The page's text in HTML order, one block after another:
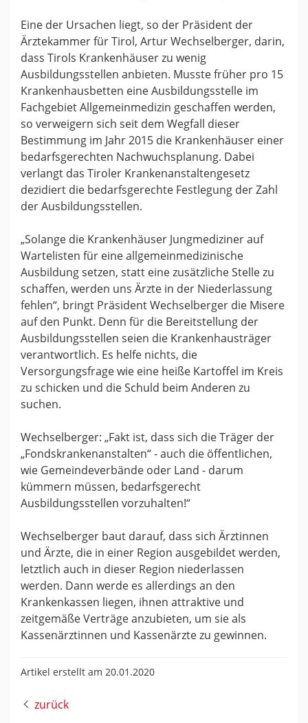
Eine der Ursachen liegt, so der Präsident der
Ärztekammer für Tirol, Artur Wechselberger, darin,
dass Tirols Krankenhäuser zu wenig
Ausbildungsstellen anbieten. Musste früher pro 15
Krankenhausbetten eine Ausbildungsstelle im
Fachgebiet Allgemeinmedizin geschaffen werden,
so verweigern sich seit dem Wegfall dieser
Bestimmung im Jahr 2015 die Krankenhäuser einer
bedarfsgerechten Nachwuchsplanung. Dabei
verlangt das Tiroler Krankenanstaltengesetz
dezidiert die bedarfsgerechte Festlegung der Zahl
der Ausbildungsstellen.
„Solange die Krankenhäuser Jungmediziner auf
Wartelisten für eine allgemeinmedizinische
Ausbildung setzen, statt eine zusätzliche Stelle zu
schaffen, werden uns Ärzte in der Niederlassung
fehlen“, bringt Präsident Wechselberger die Misere
auf den Punkt. Denn für die Bereitstellung der
Ausbildungsstellen seien die Krankenhausträger
verantwortlich. Es helfe nichts, die
Versorgungsfrage wie eine heiße Kartoffel im Kreis
zu schicken und die Schuld beim Anderen zu
suchen.
Wechselberger: „Fakt ist, dass sich die Träger der
„Fondskrankenanstalten“ - auch die öffentlichen,
wie Gemeindeverbände oder Land - darum
kümmern müssen, bedarfsgerecht
Ausbildungsstellen vorzuhalten!“
Wechselberger baut darauf, dass sich Ärztinnen
und Ärzte, die in einer Region ausgebildet werden,
letztlich auch in dieser Region niederlassen
werden. Dann werde es allerdings an den
Krankenkassen liegen, ihnen attraktive und
zeitgemäße Verträge anzubieten, um sie als
Kassenärztinnen und Kassenärzte zu gewinnen.
Artikel erstellt am 20.01.2020
zurück